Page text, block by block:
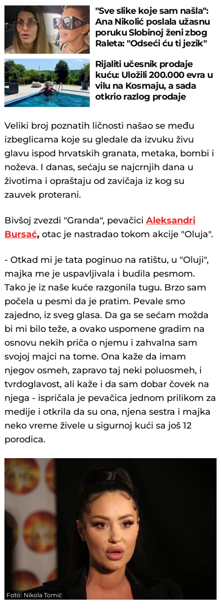
"Sve slike koje sam našla":
Ana Nikolić poslala užasnu
poruku Slobinoj ženi zbog
Raleta: "Odseći ću ti jezik"
Rijaliti učesnik prodaje
kuću: Uložili 200.000 evra u
vilu na Kosmaju, a sada
otkrio razlog prodaje
Veliki broj poznatih ličnosti našao se među
izbeglicama koje su gledale da izvuku živu
glavu ispod hrvatskih granata, metaka, bombi i
noževa. I danas, sećaju se najcrnjih dana u
životima i opraštaju od zavičaja iz kog su
zauvek proterani.
Bivšoj zvezdi "Granda", pevačiciAleksandri
Bursać, otac je nastradao tokom akcije "Oluja".
- Otkad mi je tata poginuo na ratištu, u "Oluji",
majka me je uspavljivala i budila pesmom.
Tako je iz naše kuće razgonila tugu. Brzo sam
počela u pesmi da je pratim. Pevale smo
zajedno, iz sveg glasa. Da ga se sećam možda
bi mi bilo teže, a ovako uspomene gradim na
osnovu nekih priča o njemu i zahvalna sam
svojoj majci na tome. Ona kaže da imam
njegov osmeh, zapravo taj neki poluosmeh, i
tvrdoglavost, ali kaže i da sam dobar čovek na
njega - ispričala je pevačica jednom prilikom za
medije i otkrila da su ona, njena sestra i majka
neko vreme živele u sigurnoj kući sa još 12
porodica.
Foto: Nikola Tomić